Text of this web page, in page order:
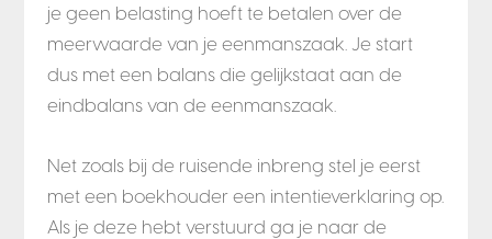
je geen belasting hoeft te betalen over de
meerwaarde van je eenmanszaak. Je start
dus met een balans die gelijkstaat aan de
eindbalans van de eenmanszaak.
Net zoals bij de ruisende inbreng stel je eerst
met een boekhouder een intentieverklaring op.
Als je deze hebt verstuurd ga je naar de